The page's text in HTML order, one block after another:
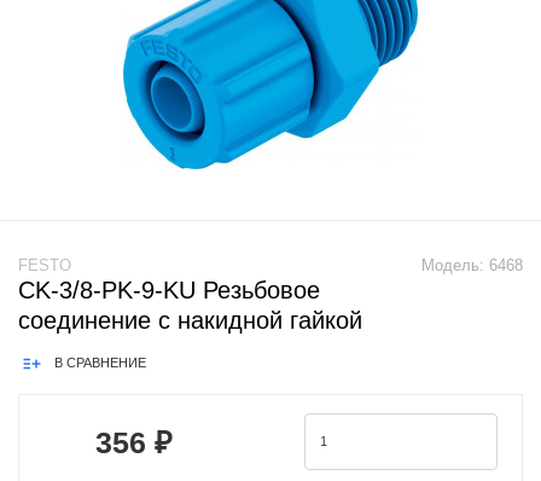
Модель: 6468
FESTO
CK-3/8-PK-9-KU Резьбовое
соединение с накидной гайкой
В СРАВНЕНИЕ
356 ₽